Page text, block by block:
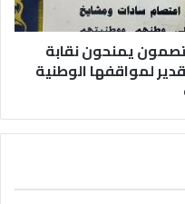
يمنحون نقابة
لمواقفها الوطنية